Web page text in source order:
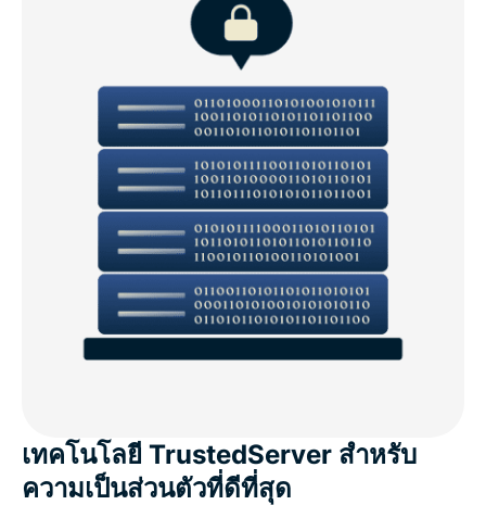
เทคโนโลยี TrustedServer สำหรับ
ความเป็นส่วนตัวที่ดีที่สุด